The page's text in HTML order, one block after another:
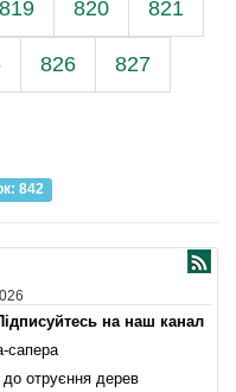
819 820 821
826 827
842
на наш канал
сапера
отруєння дерев